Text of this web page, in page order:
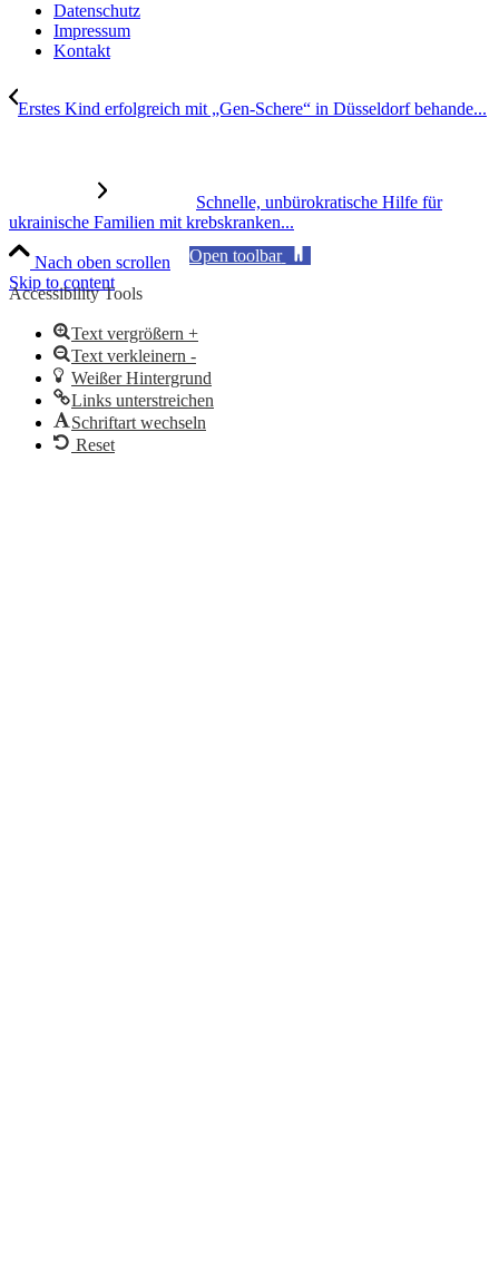
Datenschutz
Impressum
Kontakt
Erstes Kind erfolgreich mit „Gen-Schere“ in Düsseldorf behande...
Schnelle, unbürokratische Hilfe für
ukrainische Familien mit krebskranken...
Nach oben scrollen
Skip to content
Open toolbar
Accessibility Tools
Text vergrößern +
Text verkleinern -
Weißer Hintergrund
Links unterstreichen
Schriftart wechseln
Reset